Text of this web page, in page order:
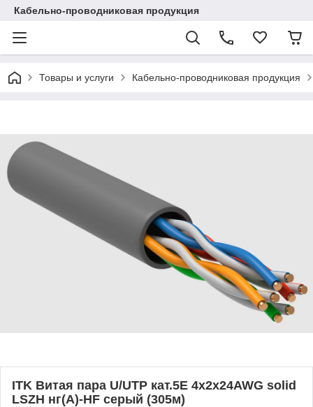
Кабельно-проводниковая продукция
Товары и услуги Кабельно-проводниковая продукция
ITK Витая пара U/UTP кат.5E 4х2х24AWG solid
LSZH нг(А)-HF серый (305м)